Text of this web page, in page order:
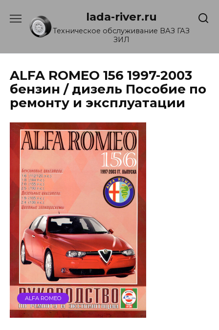
содержанию
lada-river.ru
Техническое обслуживание ВАЗ ГАЗ
ЗИЛ
ALFA ROMEO 156 1997-2003
бензин / дизель Пособие по
ремонту и эксплуатации
ALFA ROMEO